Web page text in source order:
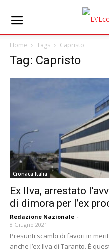
Home Tags Capristo
Tag: Capristo
Cronaca Italia
Ex Ilva, arrestato
di dimora per l’ex
Redazione Nazionale -
8 Giugno 2021
Presunti scambi di favori in
anche l’ex Ilva di Taranto. È